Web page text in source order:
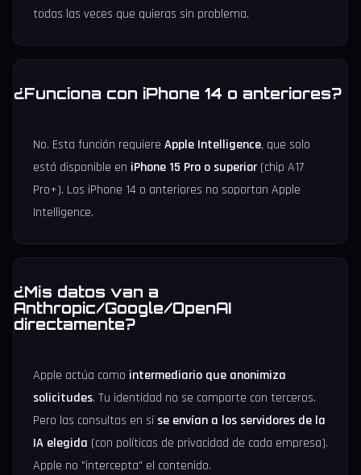
todas las veces que quieras sin problema.
¿Funciona con iPhone 14 o anteriores?
No. Esta función requiere Apple Intelligence, que solo
está disponible en iPhone 15 Pro o superior (chip A17
Pro+). Los iPhone 14 o anteriores no soportan Apple
Intelligence.
¿Mis datos van a
Anthropic/Google/OpenAI
directamente?
Apple actúa como intermediario que anonimiza
solicitudes. Tu identidad no se comparte con terceros.
Pero las consultas en síse envían a los servidores de la
IA elegida (con políticas de privacidad de cada empresa).
Apple no "intercepta" el contenido.